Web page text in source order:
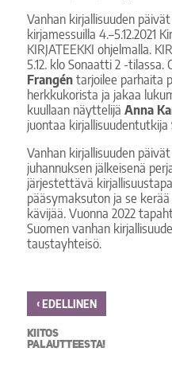
Vanhan kirjallisuuden
kirjamessuilla 4.–5.12.2021
KIRJATEEKKI ohjelmalla.
5.12. klo Sonaatti 2 -tilassa.
Frangén tarjoilee parhaita
herkkukorista ja jakaa
kuullaan näyttelijä Anna
juontaa kirjallisuudentutkija
Vanhan kirjallisuuden
juhannuksen jälkeisenä
järjestettävä
pääsymaksuton ja se
kävijää. Vuonna 2022
Suomen vanhan
taustayhteisö.
‹EDELLINEN
KIITOS
PALAUTTEESTA!